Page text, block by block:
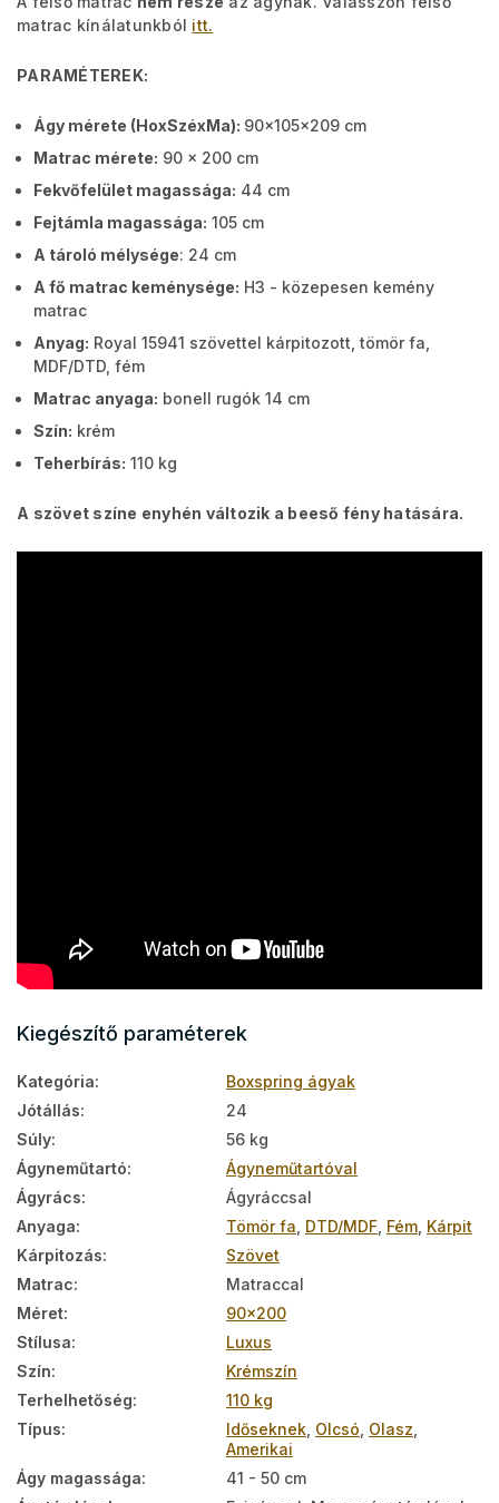
matrac kínálatunkból itt.
PARAMÉTEREK:
Ágy mérete (HoxSzéxMa): 90x105x209 cm
Matrac mérete: 90 x 200 cm
Fekvőfelület magassága: 44 cm
Fejtámla magassága: 105 cm
A tároló mélysége: 24 cm
A fő matrac keménysége: H3 - közepesen kemény
matrac
Anyag: Royal 15941 szövettel kárpitozott, tömör fa,
MDF/DTD, fém
Matrac anyaga: bonell rugók 14 cm
Szín: krém
Teherbírás: 110 kg
A szövet színe enyhén változik a beeső fény hatására.
Kiegészítő paraméterek
Kategória:
Boxspring ágyak
Jótállás:
24
Súly:
56 kg
Ágyneműtartó:
Ágyneműtartóval
Ágyrács:
Ágyráccsal
Anyaga: Tömör fa DTD/MDF Fém Kárpit
Kárpitozás:
Szövet
Matrac:
Matraccal
Méret:
90x200
Stílusa:
Luxus
Szín:
Krémszín
Terhelhetőség:
110 kg
Típus: Időseknek Olcsó Olasz
Amerikai
Ágy magassága:
41 - 50 cm